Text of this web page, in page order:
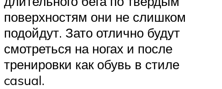
поверхностям они не слишком
подойдут. Зато отлично будут
смотреться на ногах и после
тренировки как обувь в стиле
casual.